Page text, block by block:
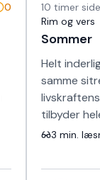
0
10 timer
Rim og vers
Sommer
Helt
samme
tilbyder
sang for
3 min.